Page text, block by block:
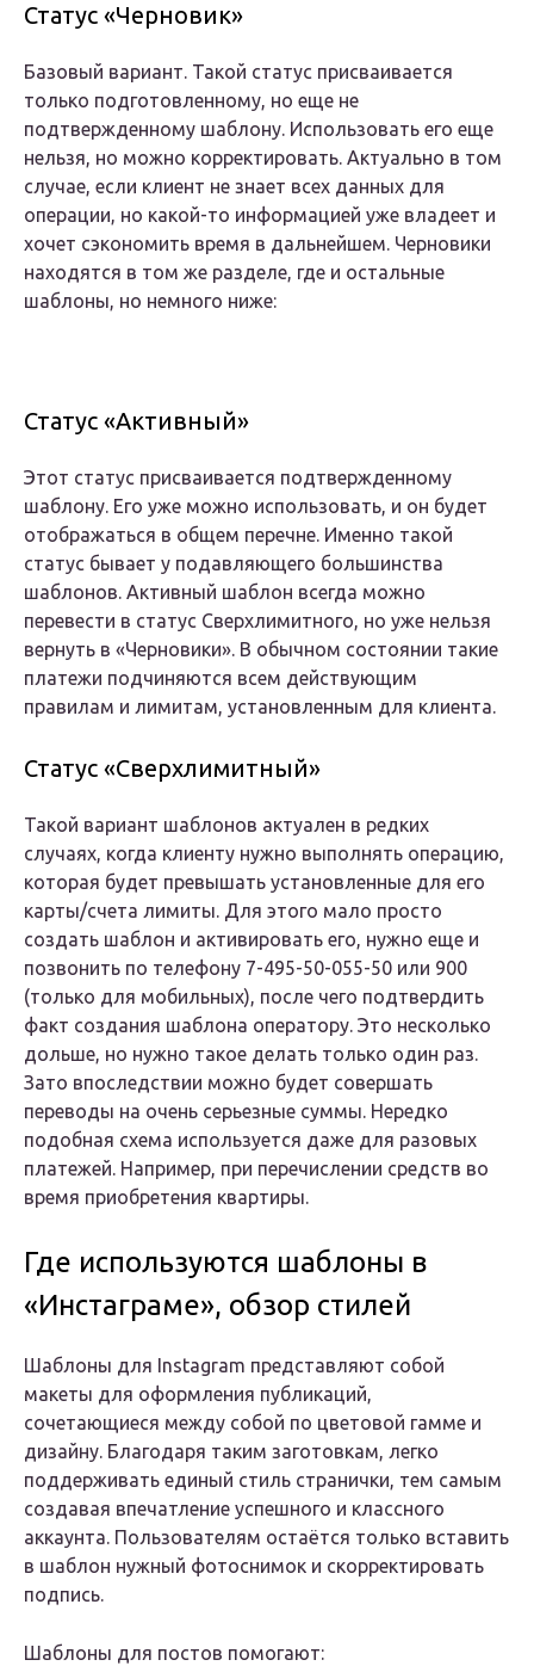
Статус «Черновик»
Базовый вариант. Такой статус присваивается
только подготовленному, но еще не
подтвержденному шаблону. Использовать его еще
нельзя, но можно корректировать. Актуально в том
случае, если клиент не знает всех данных для
операции, но какой-то информацией уже владеет и
хочет сэкономить время в дальнейшем. Черновики
находятся в том же разделе, где и остальные
шаблоны, но немного ниже:
Статус «Активный»
Этот статус присваивается подтвержденному
шаблону. Его уже можно использовать, и он будет
отображаться в общем перечне. Именно такой
статус бывает у подавляющего большинства
шаблонов. Активный шаблон всегда можно
перевести в статус Сверхлимитного, но уже нельзя
вернуть в «Черновики». В обычном состоянии такие
платежи подчиняются всем действующим
правилам и лимитам, установленным для клиента.
Статус «Сверхлимитный»
Такой вариант шаблонов актуален в редких
случаях, когда клиенту нужно выполнять операцию,
которая будет превышать установленные для его
карты/счета лимиты. Для этого мало просто
создать шаблон и активировать его, нужно еще и
позвонить по телефону 7-495-50-055-50 или 900
(только для мобильных), после чего подтвердить
факт создания шаблона оператору. Это несколько
дольше, но нужно такое делать только один раз.
Зато впоследствии можно будет совершать
переводы на очень серьезные суммы. Нередко
подобная схема используется даже для разовых
платежей. Например, при перечислении средств во
время приобретения квартиры.
Где используются шаблоны в
«Инстаграме», обзор стилей
Шаблоны для Instagram представляют собой
макеты для оформления публикаций,
сочетающиеся между собой по цветовой гамме и
дизайну. Благодаря таким заготовкам, легко
поддерживать единый стиль странички, тем самым
создавая впечатление успешного и классного
аккаунта. Пользователям остаётся только вставить
в шаблон нужный фотоснимок и скорректировать
подпись.
Шаблоны для постов помогают: